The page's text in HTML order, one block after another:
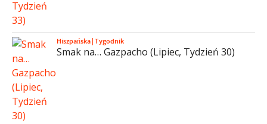
Hiszpańska|Tygodnik
Smak na… Gazpacho (Lipiec, Tydzień 30)